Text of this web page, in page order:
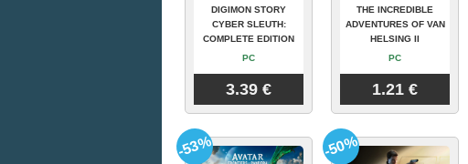
DIGIMON STORY
CYBER SLEUTH:
COMPLETE EDITION
PC
3.39 €
THE INCREDIBLE
ADVENTURES OF VAN
HELSING II
PC
1.21 €
-53% -50%